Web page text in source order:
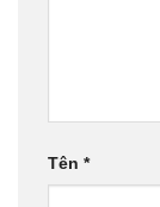
Tên *